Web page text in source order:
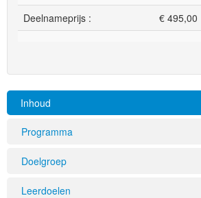
Deelnameprijs :
€ 495,00
Inhoud
Programma
Doelgroep
Leerdoelen